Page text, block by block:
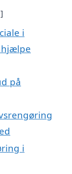
i
hjælpe
på
i